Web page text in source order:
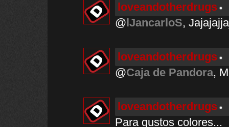
loveandotherdrugs
@lJancarloS,
loveandotherdrugs
@Caja de Pandora,
loveandotherdrugs
Para gustos colores...